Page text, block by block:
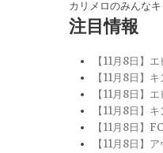
カリメロのみんな
注目情報
【11月8日】
【11月8日】
【11月8日】
【11月8日】
【11月8日】
【11月8日】